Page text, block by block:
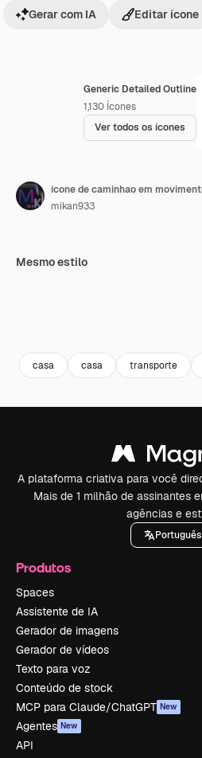
Generic Detailed Outline
1,130 Ícones
Ver todos os ícones
Gerar com IA Editar ícone
ícone de caminhao em
mikan933
Mesmo estilo
casa casa transporte
A plataforma criativa para você
Mais de 1 milhão de assinantes
agências e
Português
Produtos
Spaces
Assistente de IA
Gerador de imagens
Gerador de vídeos
Texto para voz
Conteúdo de stock
MCP para Claude/ChatGPT New
Agentes New
API